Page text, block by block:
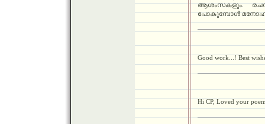
ആശംസകളും.
പോകുമ്പോള്‍
Good work...! Best
Hi CP, Loved your